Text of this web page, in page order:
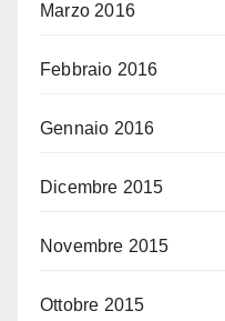
Marzo 2016
Febbraio 2016
Gennaio 2016
Dicembre 2015
Novembre 2015
Ottobre 2015